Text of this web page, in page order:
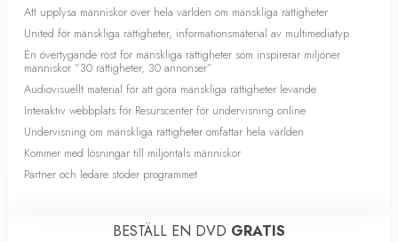
Att upplysa människor över hela världen om mänskliga rättigheter
United för mänskliga rättigheter, informationsmaterial av multimediatyp
En övertygande röst för mänskliga rättigheter som inspirerar miljoner
människor ”30 rättigheter, 30 annonser”
Audiovisuellt material för att göra mänskliga rättigheter levande
Interaktiv webbplats för Resurscenter för undervisning online
Undervisning om mänskliga rättigheter omfattar hela världen
Kommer med lösningar till miljontals människor
Partner och ledare stöder programmet
BESTÄLL EN DVD GRATIS